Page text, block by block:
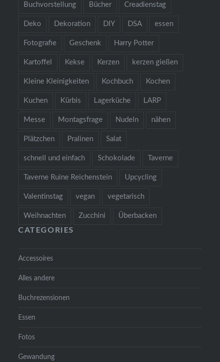
Buchvorstellung Bücher Creadienstag
Deko Dekoration DIY DSA essen
Fotografie Geschenk Harry Potter
Kartoffel Kekse Kerzen kerzen gießen
Kleine Kleinigkeiten Kochbuch Kochen
Kuchen Kürbis Lagerküche LARP
Messe Montagsfrage Nudeln nähen
Plätzchen Pralinen Salat
schnell und einfach Schokolade Taverne
Taverne Ruine Reichenstein Upcycling
Valentinstag vegan vegetarisch
Weihnachten Zucchini Überbacken
CATEGORIES
Accessoires
Alles andere
Buchrezensionen
Essen
Fotos
Gewandung